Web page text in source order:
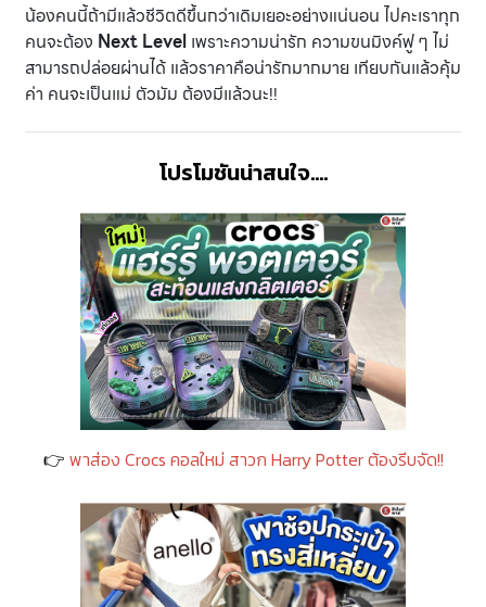
น้องคนนี้ถ้ามีแล้วชีวิตดีขึ้นกว่าเดิมเยอะอย่างแน่นอน ไปคะเราทุก
คนจะต้อง Next Level เพราะความน่ารัก ความขนมิงค์ฟู ๆ ไม่
สามารถปล่อยผ่านได้ แล้วราคาคือน่ารักมากมาย เทียบกันแล้วคุ้ม
ค่า คนจะเป็นแม่ ตัวมัม ต้องมีแล้วนะ!!
โปรโมชันน่าสนใจ....
👉 พาส่อง Crocs คอลใหม่ สาวก Harry Potter ต้องรีบจัด!!